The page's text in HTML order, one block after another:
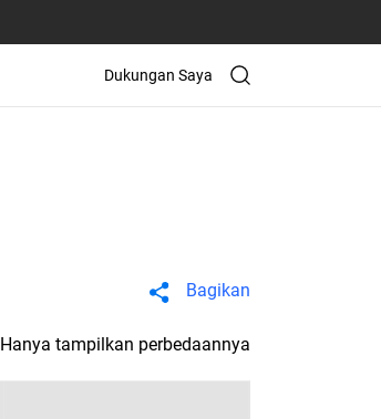
Dukungan Saya
Bagikan
Hanya tampilkan perbedaannya